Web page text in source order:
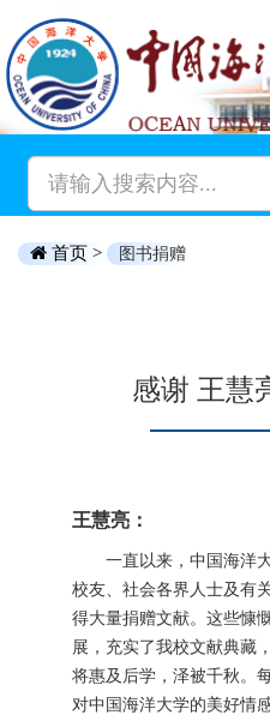
首页 > 图书捐赠
感谢 王慧
王慧亮：
一直以来，中国海洋
校友、社会各界人士及有
得大量捐赠文献。这些慷
展，充实了我校文献典藏
将惠及后学，泽被千秋。
对中国海洋大学的美好情